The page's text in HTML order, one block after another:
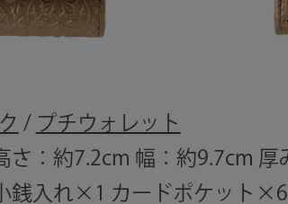
/ プチウォレット
さ：約7.2cm 幅：約9.7cm 厚
銭入れ×1 カードポケット×6